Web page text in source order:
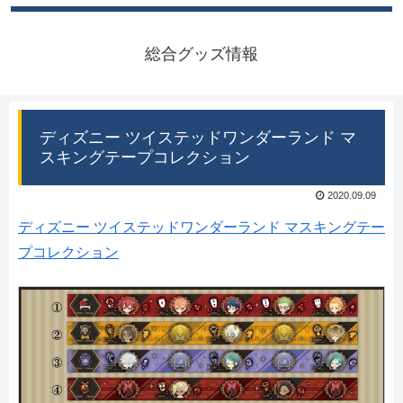
総合グッズ情報
ディズニー ツイステッドワンダーランド マ
スキングテープコレクション
2020.09.09
ディズニー ツイステッドワンダーランド マスキングテー
プコレクション